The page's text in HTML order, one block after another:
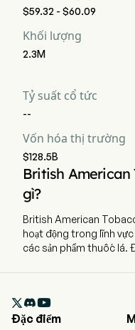
$59.32 - $60.09
Khối lượng
2.3M
Tỷ suất cổ tức
--
Vốn hóa thị trường
$128.5B
British
gì?
British American
hoạt động trong lĩnh
các sản phẩm thuốc lá.
gồm Hoa Kỳ, Châu Á -
Đông và Châu Phi, cũng

Đặc điểm